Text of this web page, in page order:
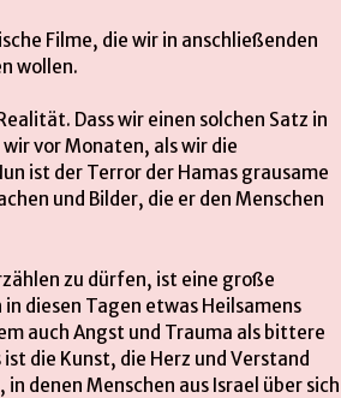
Filme, die wir in anschließenden
wollen.
Dass wir einen solchen Satz in
vor Monaten, als wir die
ist der Terror der Hamas grausame
und Bilder, die er den Menschen
zu dürfen, ist eine große
diesen Tagen etwas Heilsamens
auch Angst und Trauma als bittere
die Kunst, die Herz und Verstand
denen Menschen aus Israel über sich